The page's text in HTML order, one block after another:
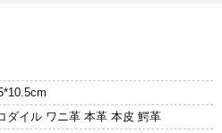
ダイル ワニ革 本革 本皮 鰐革